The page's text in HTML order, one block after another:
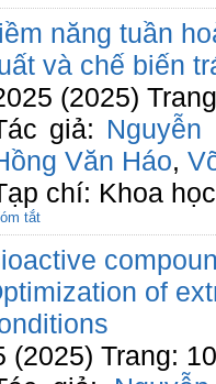
năng tuần
và chế biến
(2025)
giả: Nguyễn
Văn Háo,
chí: Khoa
tắt
of
(2025) Trang: